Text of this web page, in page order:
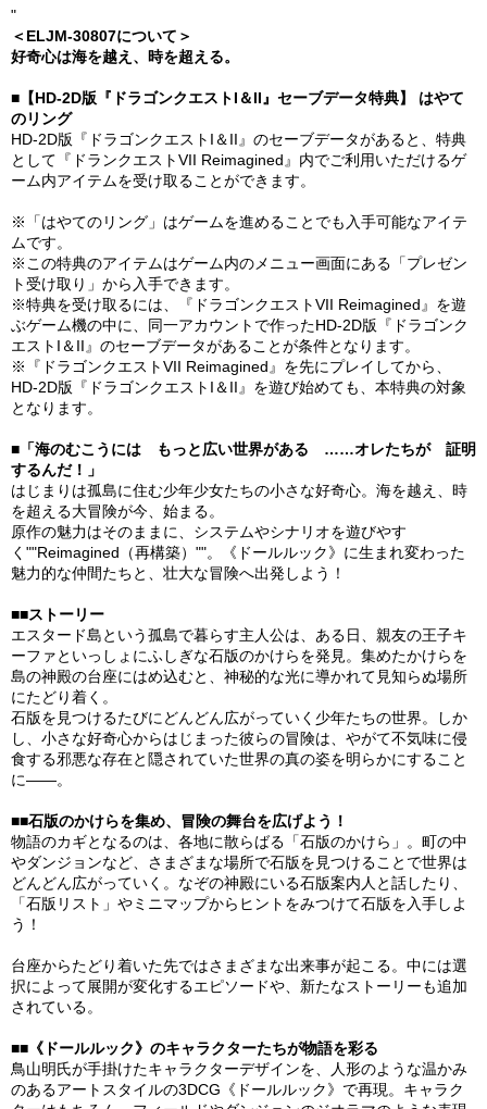
"
＜ELJM-30807について＞
好奇心は海を越え、時を超える。
■【HD-2D版『ドラゴンクエストI＆II』セーブデータ特典】 はやて
のリング
HD-2D版『ドラゴンクエストI＆II』のセーブデータがあると、特典
として『ドランクエストVII Reimagined』内でご利用いただけるゲ
ーム内アイテムを受け取ることができます。
※「はやてのリング」はゲームを進めることでも入手可能なアイテ
ムです。
※この特典のアイテムはゲーム内のメニュー画面にある「プレゼン
ト受け取り」から⼊⼿できます。
※特典を受け取るには、『ドラゴンクエストVII Reimagined』を遊
ぶゲーム機の中に、同一アカウントで作ったHD-2D版『ドラゴンク
エストI＆II』のセーブデータがあることが条件となります。
※『ドラゴンクエストVII Reimagined』を先にプレイしてから、
HD-2D版『ドラゴンクエストI＆II』を遊び始めても、本特典の対象
となります。
■「海のむこうには もっと広い世界がある ……オレたちが 証明
するんだ！」
はじまりは孤島に住む少年少女たちの小さな好奇心。海を越え、時
を超える大冒険が今、始まる。
原作の魅力はそのままに、システムやシナリオを遊びやす
く""Reimagined（再構築）""。《ドールルック》に生まれ変わった
魅力的な仲間たちと、壮大な冒険へ出発しよう！
■■ストーリー
エスタード島という孤島で暮らす主人公は、ある日、親友の王子キ
ーファといっしょにふしぎな石版のかけらを発見。集めたかけらを
島の神殿の台座にはめ込むと、神秘的な光に導かれて見知らぬ場所
にたどり着く。
石版を見つけるたびにどんどん広がっていく少年たちの世界。しか
し、小さな好奇心からはじまった彼らの冒険は、やがて不気味に侵
食する邪悪な存在と隠されていた世界の真の姿を明らかにすること
に――。
■■石版のかけらを集め、冒険の舞台を広げよう！
物語のカギとなるのは、各地に散らばる「石版のかけら」。町の中
やダンジョンなど、さまざまな場所で石版を見つけることで世界は
どんどん広がっていく。なぞの神殿にいる石版案内人と話したり、
「石版リスト」やミニマップからヒントをみつけて石版を入手しよ
う！
台座からたどり着いた先ではさまざまな出来事が起こる。中には選
択によって展開が変化するエピソードや、新たなストーリーも追加
されている。
■■《ドールルック》のキャラクターたちが物語を彩る
鳥山明氏が手掛けたキャラクターデザインを、人形のような温かみ
のあるアートスタイルの3DCG《ドールルック》で再現。キャラク